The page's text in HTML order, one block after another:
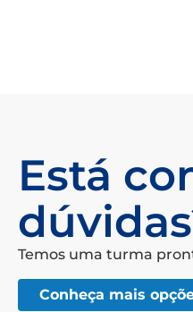
Está
Temos uma turma
Conheça mais